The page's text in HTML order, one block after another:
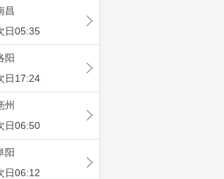
昌
日05:35
阳
日17:24
州
日06:50
阳
日06:12